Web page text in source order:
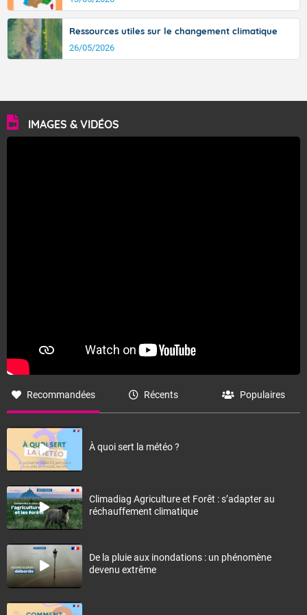
Ressources utiles sur le changement climatique
26/05/2026
IMAGES & VIDÉOS
Recommandées Récents Populaires
À quoi sert la météo ?
Climadiag Agriculture et Forêt : s’adapter au
réchauffement climatique
De la pluie aux inondations : un phénomène
devenu extrême